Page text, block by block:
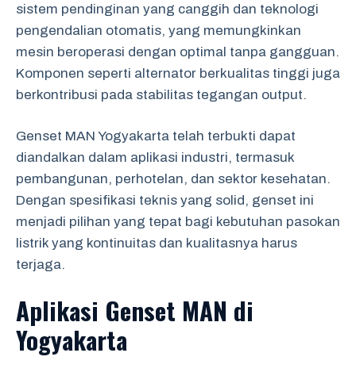
sistem pendinginan yang canggih dan teknologi
pengendalian otomatis, yang memungkinkan
mesin beroperasi dengan optimal tanpa gangguan.
Komponen seperti alternator berkualitas tinggi juga
berkontribusi pada stabilitas tegangan output.
Genset MAN Yogyakarta telah terbukti dapat
diandalkan dalam aplikasi industri, termasuk
pembangunan, perhotelan, dan sektor kesehatan.
Dengan spesifikasi teknis yang solid, genset ini
menjadi pilihan yang tepat bagi kebutuhan pasokan
listrik yang kontinuitas dan kualitasnya harus
terjaga.
Aplikasi Genset MAN di
Yogyakarta